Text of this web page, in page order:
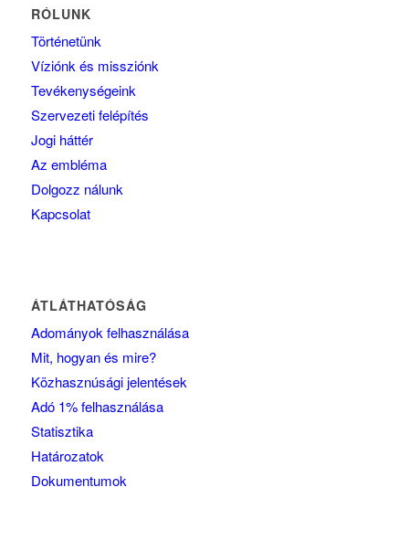
RÓLUNK
Történetünk
Víziónk és missziónk
Tevékenységeink
Szervezeti felépítés
Jogi háttér
Az embléma
Dolgozz nálunk
Kapcsolat
ÁTLÁTHATÓSÁG
Adományok felhasználása
Mit, hogyan és mire?
Közhasznúsági jelentések
Adó 1% felhasználása
Statisztika
Határozatok
Dokumentumok